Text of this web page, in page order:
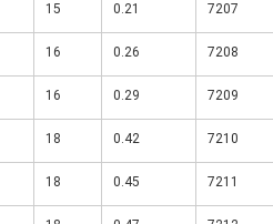
15 0.21 7207
16 0.26 7208
16 0.29 7209
18 0.42 7210
18 0.45 7211